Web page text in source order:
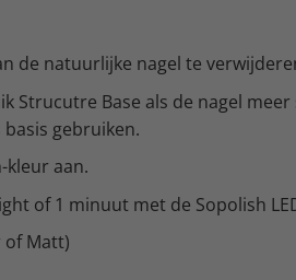
de natuurlijke nagel te
Strucutre Base als de nagel
gebruiken.
kleur aan.
of 1 minuut met de Sopolish
of Matt)